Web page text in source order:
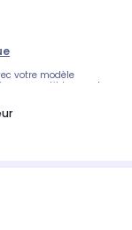
votre modèle
compatible avec les
- 232251/03,
- 232252/02,